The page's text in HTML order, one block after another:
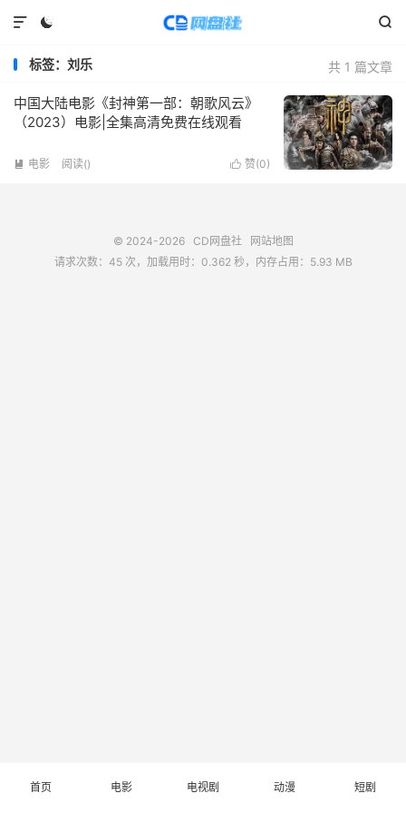
 

共 1 篇文章
标签：刘乐
中国大陆电影《封神第一部：朝歌风云》
（2023）电影|全集高清免费在线观看
 赞(0)
 电影 阅读()
© 2024-2026 CD网盘社
网站地图
请求次数：45 次，加载用时：0.362 秒，内存占用：5.93 MB
首页 电影 电视剧 动漫 短剧